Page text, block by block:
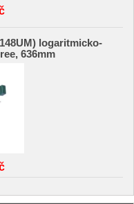
logaritmicko-
636mm